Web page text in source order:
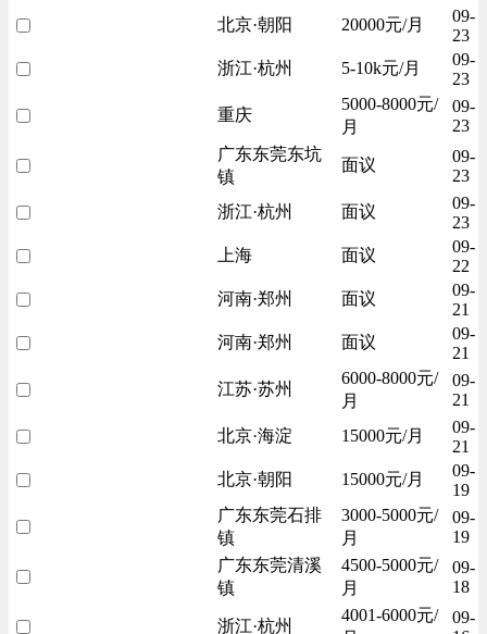
北京·朝阳
20000元/月
09-
23
浙江·杭州
5-10k元/月
09-
23
重庆
5000-8000元/
月
09-
23
广东东莞东坑
镇
面议
09-
23
浙江·杭州
面议
09-
23
上海
面议
09-
22
河南·郑州
面议
09-
21
河南·郑州
面议
09-
21
江苏·苏州
6000-8000元/
月
09-
21
北京·海淀
15000元/月
09-
21
北京·朝阳
15000元/月
09-
19
广东东莞石排
镇
3000-5000元/
月
09-
19
广东东莞清溪
镇
4500-5000元/
月
09-
18
浙江·杭州
4001-6000元/
09-